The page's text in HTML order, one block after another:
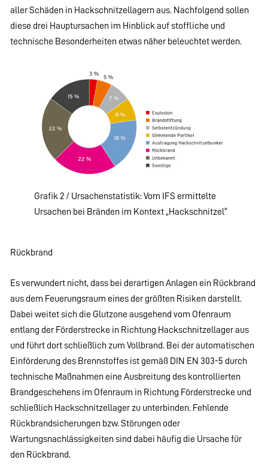
aller Schäden in Hackschnitzellagern aus. Nachfolgend sollen
diese drei Hauptursachen im Hinblick auf stoffliche und
technische Besonderheiten etwas näher beleuchtet werden.
Grafik 2 / Ursachenstatistik: Vom IFS ermittelte
Ursachen bei Bränden im Kontext „Hackschnitzel“
Rückbrand
Es verwundert nicht, dass bei derartigen Anlagen ein Rückbrand
aus dem Feuerungsraum eines der größten Risiken darstellt.
Dabei weitet sich die Glutzone ausgehend vom Ofenraum
entlang der Förderstrecke in Richtung Hackschnitzellager aus
und führt dort schließlich zum Vollbrand. Bei der automatischen
Einförderung des Brennstoffes ist gemäß DIN EN 303-5 durch
technische Maßnahmen eine Ausbreitung des kontrollierten
Brandgeschehens im Ofenraum in Richtung Förderstrecke und
schließlich Hackschnitzellager zu unterbinden. Fehlende
Rückbrandsicherungen bzw. Störungen oder
Wartungsnachlässigkeiten sind dabei häufig die Ursache für
den Rückbrand.